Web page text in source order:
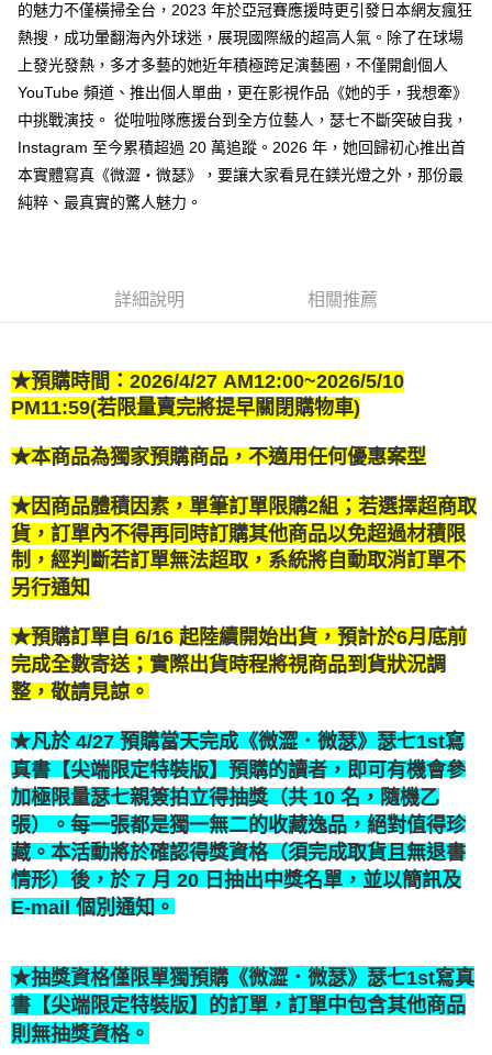
付款後7-11取貨
每筆NT$80，滿NT$500(含以上)免運費
宅配
每筆NT$100，滿NT$800(含以上)免運費
國家/地區配送 查看運費
的魅力不僅橫掃全台，2023 年於亞冠賽應援時更引發日本網友瘋狂
熱搜，成功暈翻海內外球迷，展現國際級的超高人氣。除了在球場
上發光發熱，多才多藝的她近年積極跨足演藝圈，不僅開創個人
YouTube 頻道、推出個人單曲，更在影視作品《她的手，我想牽》
中挑戰演技。 從啦啦隊應援台到全方位藝人，瑟七不斷突破自我，
Instagram 至今累積超過 20 萬追蹤。2026 年，她回歸初心推出首
本實體寫真《微澀・微瑟》，要讓大家看見在鎂光燈之外，那份最
純粹、最真實的驚人魅力。
詳細說明 相關推薦
★預購時間：2026/4/27 AM12:00~2026/5/10
PM11:59(若限量賣完將提早關閉購物車)
★本商品為獨家預購商品，不適用任何優惠案型
★因商品體積因素，單筆訂單限購2組；若選擇超商取
貨 ，訂單內不得再同時訂購其他商品以免超過材積限
制，經判斷若訂單無法超取 ， 系統將自動取消訂單不
另行通知
★預購訂單自 6/16 起陸續開始出貨，預計於6月底前
完成全數寄送；實際出貨時程將視商品到貨狀況調
整，敬請見諒。
★凡於 4/27 預購當天完成《微澀．微瑟》瑟七1st寫
真書【尖端限定特裝版】預購的讀者 ， 即可有機會參
加極限量瑟七親簽拍立得抽獎（共 10 名，隨機乙
張）。每一張都是獨一無二的收藏逸品，絕對值得珍
藏。本活動將於確認得獎資格（須完成取貨且無退書
情形）後，於 7 月 20 日抽出中獎名單，並以簡訊及
E-mail 個別通知。
★抽獎資格僅限單獨預購《微澀．微瑟》瑟七1st寫真
書【尖端限定特裝版】的訂單，訂單中包含其他商品
則無抽獎資格。